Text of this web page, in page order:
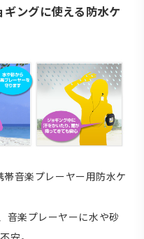
ングに使える防水ケ
音楽プレーヤー用防水ケ
音楽プレーヤーに水や砂